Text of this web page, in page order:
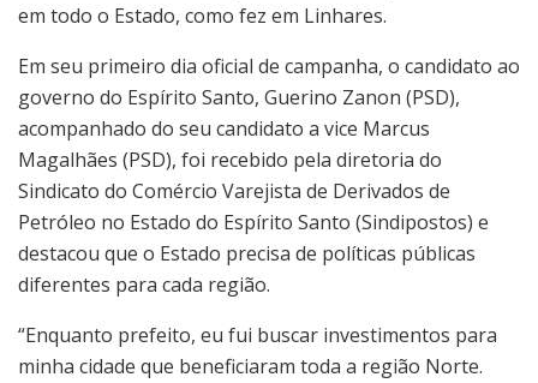
em todo o Estado, como fez em Linhares.
Em seu primeiro dia oficial de campanha, o candidato ao
governo do Espírito Santo, Guerino Zanon (PSD),
acompanhado do seu candidato a vice Marcus
Magalhães (PSD), foi recebido pela diretoria do
Sindicato do Comércio Varejista de Derivados de
Petróleo no Estado do Espírito Santo (Sindipostos) e
destacou que o Estado precisa de políticas públicas
diferentes para cada região.
“Enquanto prefeito, eu fui buscar investimentos para
minha cidade que beneficiaram toda a região Norte.